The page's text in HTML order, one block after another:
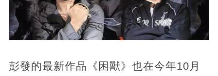
彭發的最新作品《困獸》也在今年10月